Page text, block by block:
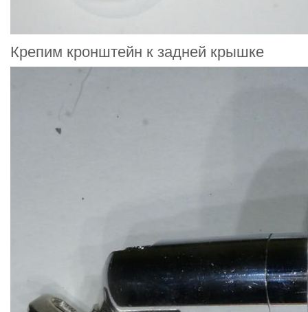
Крепим кронштейн к задней крышке